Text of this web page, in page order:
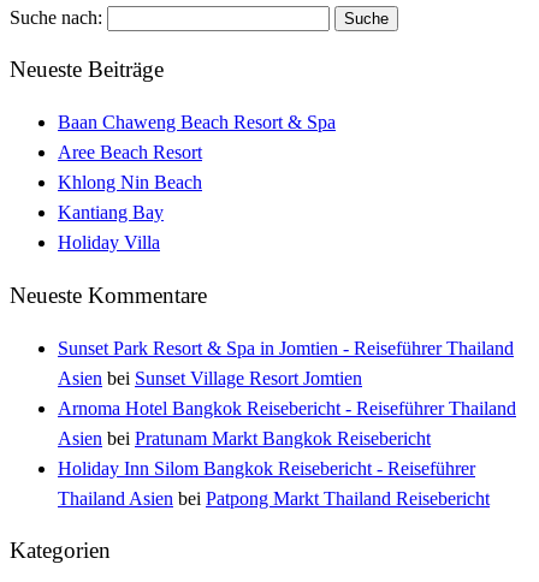
Suche nach:
Neueste Beiträge
Baan Chaweng Beach Resort & Spa
Aree Beach Resort
Khlong Nin Beach
Kantiang Bay
Holiday Villa
Neueste Kommentare
Sunset Park Resort & Spa in Jomtien - Reiseführer Thailand
Asien bei Sunset Village Resort Jomtien
Arnoma Hotel Bangkok Reisebericht - Reiseführer Thailand
Asien bei Pratunam Markt Bangkok Reisebericht
Holiday Inn Silom Bangkok Reisebericht - Reiseführer
Thailand Asien bei Patpong Markt Thailand Reisebericht
Kategorien